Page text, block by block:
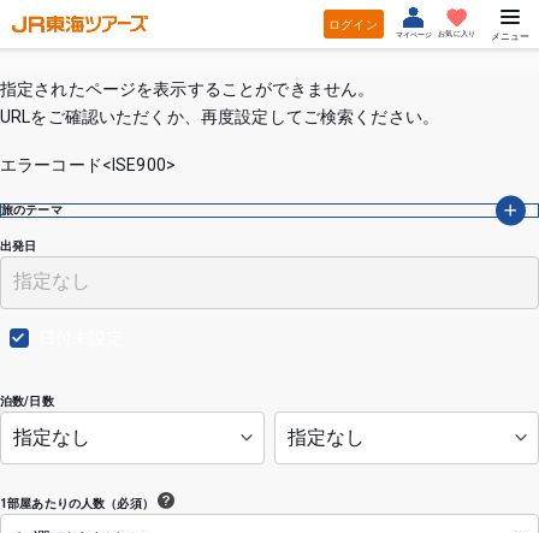
ログイン
マイページ お気に入り メニュー
指定されたページを表示することができません。
URLをご確認いただくか、再度設定してご検索ください。
エラーコード<ISE900>
出発日
泊数/日数
1部屋あたりの人数（必須）
旅のテーマ